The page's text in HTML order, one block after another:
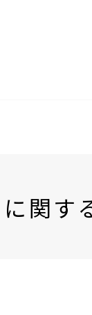
に関す